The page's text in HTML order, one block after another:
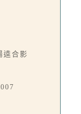
逵合影